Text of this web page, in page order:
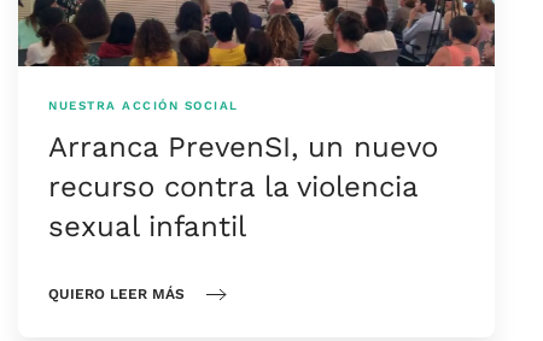
NUESTRA ACCIÓN SOCIAL
Arranca PrevenSI, un nuevo
recurso contra la violencia
sexual infantil
QUIERO LEER MÁS